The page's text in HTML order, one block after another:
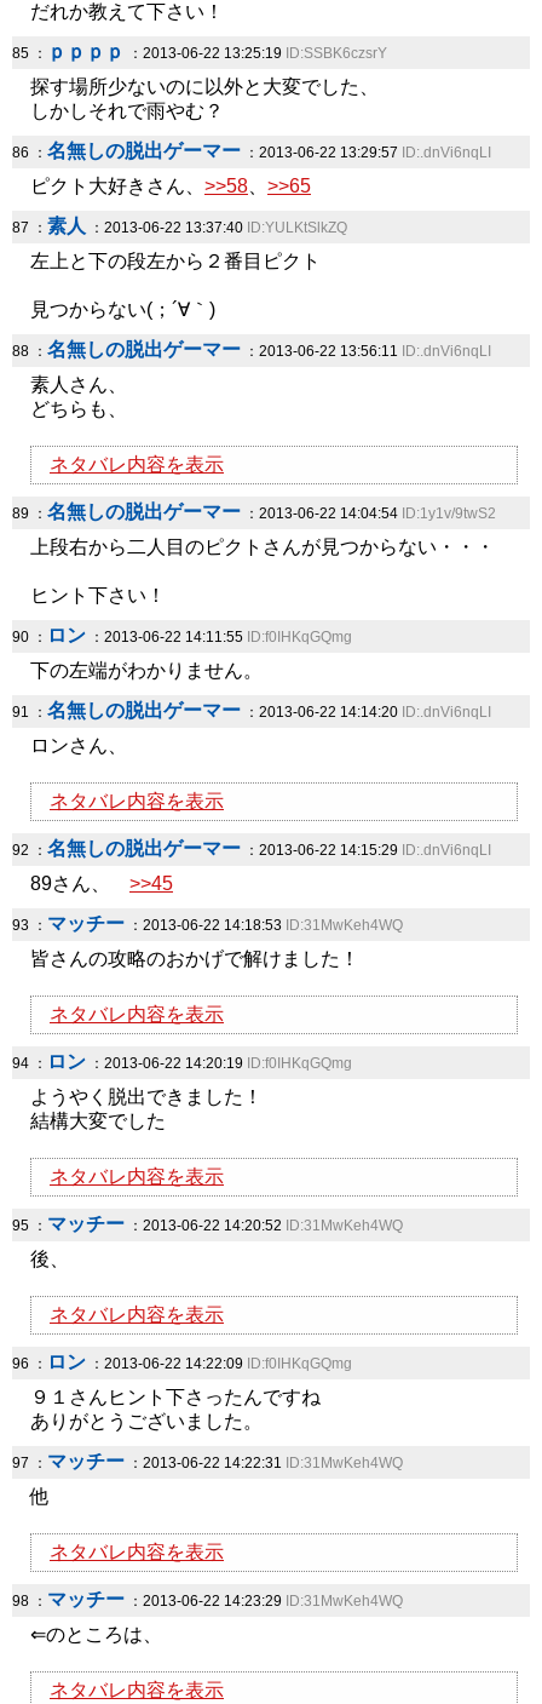
だれか教えて下さい！
85 ： ｐｐｐｐ ：2013-06-22 13:25:19 ID:SSBK6czsrY
探す場所少ないのに以外と大変でした、
しかしそれで雨やむ？
86 ： 名無しの脱出ゲーマー ：2013-06-22 13:29:57 ID:.dnVi6nqLI
ピクト大好きさん、 >>58 >>65
87 ： 素人 ：2013-06-22 13:37:40 ID:YULKtSlkZQ
左上と下の段左から２番目ピクト
見つからない(；´∀｀)
88 ： 名無しの脱出ゲーマー ：2013-06-22 13:56:11 ID:.dnVi6nqLI
素人さん、
どちらも、
ネタバレ内容を表示
89 ： 名無しの脱出ゲーマー ：2013-06-22 14:04:54 ID:1y1v/9twS2
上段右から二人目のピクトさんが見つからない・・・
ヒント下さい！
90 ： ロン ：2013-06-22 14:11:55 ID:f0IHKqGQmg
下の左端がわかりません。
91 ： 名無しの脱出ゲーマー ：2013-06-22 14:14:20 ID:.dnVi6nqLI
ロンさん、
ネタバレ内容を表示
92 ： 名無しの脱出ゲーマー ：2013-06-22 14:15:29 ID:.dnVi6nqLI
89さん、 >>45
93 ： マッチー ：2013-06-22 14:18:53 ID:31MwKeh4WQ
皆さんの攻略のおかげで解けました！
ネタバレ内容を表示
94 ： ロン ：2013-06-22 14:20:19 ID:f0IHKqGQmg
ようやく脱出できました！
結構大変でした
ネタバレ内容を表示
95 ： マッチー ：2013-06-22 14:20:52 ID:31MwKeh4WQ
後、
ネタバレ内容を表示
96 ： ロン ：2013-06-22 14:22:09 ID:f0IHKqGQmg
９１さんヒント下さったんですね
ありがとうございました。
97 ： マッチー ：2013-06-22 14:22:31 ID:31MwKeh4WQ
他
ネタバレ内容を表示
98 ： マッチー ：2013-06-22 14:23:29 ID:31MwKeh4WQ
⇐のところは、
ネタバレ内容を表示